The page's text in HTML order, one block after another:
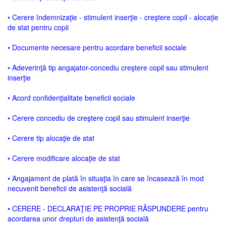
• Cerere îndemnizaţie - stimulent inserţie - creştere copil - alocaţie
de stat pentru copii
• Documente necesare pentru acordare beneficii sociale
• Adeverinţă tip angajator-concediu creştere copil sau stimulent
inserţie
• Acord confidenţialitate beneficii sociale
• Cerere concediu de creştere copil sau stimulent inserţie
• Cerere tip alocaţie de stat
• Cerere modificare alocaţie de stat
• Angajament de plată în situaţia în care se încasează în mod
necuvenit beneficii de asistenţă socială
• CERERE - DECLARAŢIE PE PROPRIE RĂSPUNDERE pentru
acordarea unor drepturi de asistenţă socială